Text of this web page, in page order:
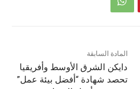
المادة السابقة
دايكن الشرق الأوسط وأفريقيا
تحصد شهادة “أفضل بيئة عمل”